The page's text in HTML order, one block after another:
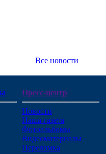
Все новости
Пресс-центр
Новости
Наша газета
Фотоальбомы
Видеоматериалы
Переломка